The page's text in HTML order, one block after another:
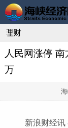
理财
人民网涨停
万
新浪财经讯 8